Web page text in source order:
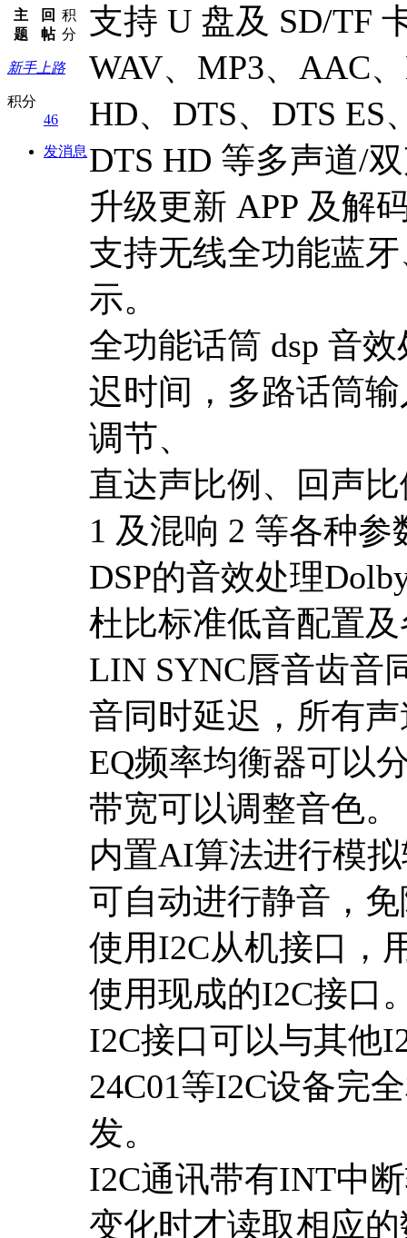
主
题
回
帖
积
分
新手上路
积分
46
发消息
支持 U 盘及 SD/TF
WAV、MP3、AAC
HD、DTS、DTS ES
DTS HD 等多声道/
升级更新 APP 及解
支持无线全功能蓝
示。
全功能话筒 dsp 音
迟时间，多路话筒
调节、
直达声比例、回声
1 及混响 2 等各种参
DSP的音效处理
杜比标准低音配置
LIN SYNC唇音齿音
音同时延迟，所有
EQ频率均衡器可以
带宽可以调整音色。
内置AI算法进行模
可自动进行静音，
使用I2C从机接口，
使用现成的I2C接口
I2C接口可以与其他
24C01等I2C设备完
发。
I2C通讯带有INT中
变化时才读取相应